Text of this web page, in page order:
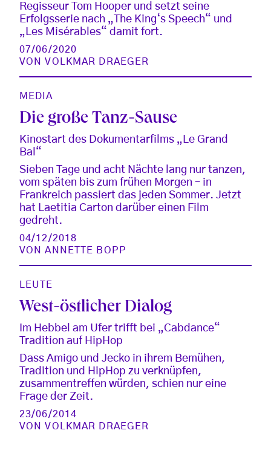
Regisseur Tom Hooper und setzt seine
Erfolgsserie nach „The King‘s Speech“ und
„Les Misérables“ damit fort.
07/06/2020
VONVOLKMAR DRAEGER
MEDIA
Die große Tanz-Sause
Kinostart des Dokumentarfilms „Le Grand
Bal“
Sieben Tage und acht Nächte lang nur tanzen,
vom späten bis zum frühen Morgen – in
Frankreich passiert das jeden Sommer. Jetzt
hat Laetitia Carton darüber einen Film
gedreht.
04/12/2018
VONANNETTE BOPP
LEUTE
West-östlicher Dialog
Im Hebbel am Ufer trifft bei „Cabdance“
Tradition auf HipHop
Dass Amigo und Jecko in ihrem Bemühen,
Tradition und HipHop zu verknüpfen,
zusammentreffen würden, schien nur eine
Frage der Zeit.
23/06/2014
VONVOLKMAR DRAEGER